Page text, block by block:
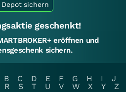
sichern
geschenkt!
eröffnen und
sichern.
B C D E F G H I
J
R S T U V W X Y
Z